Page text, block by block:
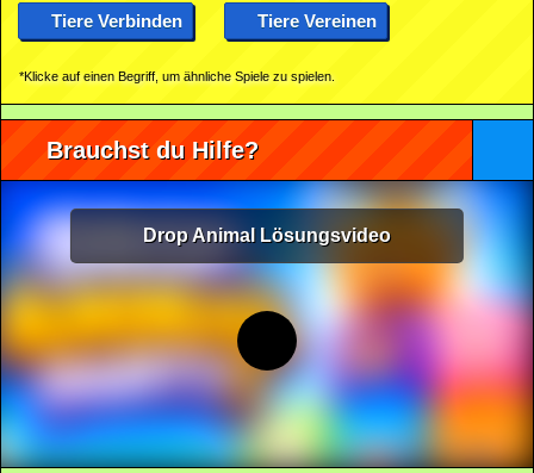
Tiere Verbinden Tiere Vereinen
*Klicke auf einen Begriff, um ähnliche Spiele zu spielen.
Brauchst du Hilfe?
Drop Animal Lösungsvideo